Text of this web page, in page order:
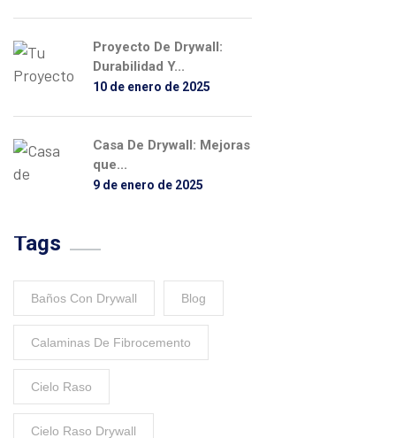
Proyecto De Drywall:
Durabilidad Y...
10 de enero de 2025
Casa De Drywall: Mejoras
que...
9 de enero de 2025
Tags
Baños Con Drywall Blog
Calaminas De Fibrocemento
Cielo Raso
Cielo Raso Drywall